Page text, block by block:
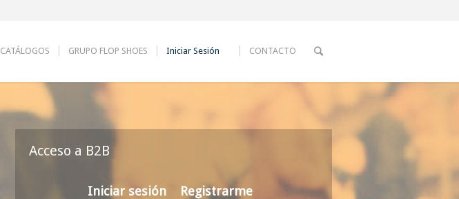
CATÁLOGOS GRUPO FLOP SHOES Iniciar Sesión CONTACTO
Acceso a B2B
Iniciar sesión Registrarme